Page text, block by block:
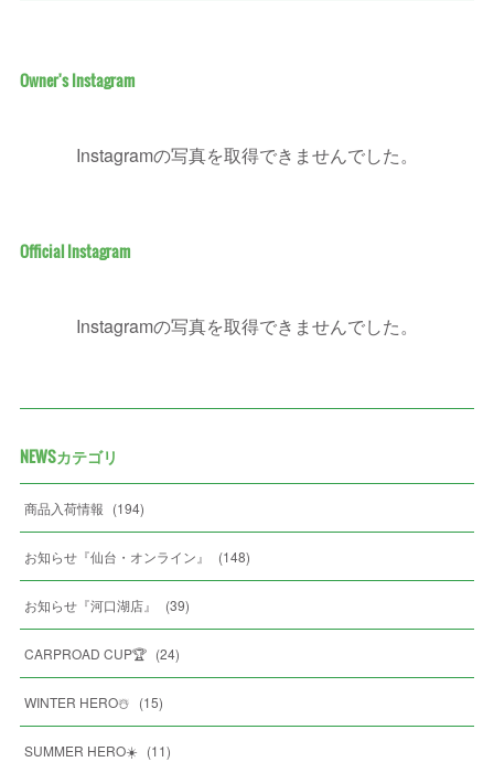
Owner's Instagram
Instagramの写真を取得できませんでした。
Official Instagram
Instagramの写真を取得できませんでした。
NEWSカテゴリ
商品入荷情報 (194)
お知らせ『仙台・オンライン』 (148)
お知らせ『河口湖店』 (39)
CARPROAD CUP🏆 (24)
WINTER HERO☃️ (15)
SUMMER HERO☀️ (11)